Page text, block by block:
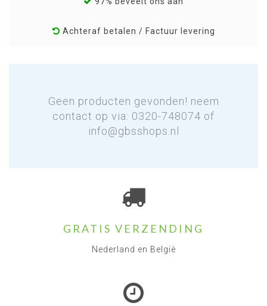
Achteraf betalen / Factuur levering
Geen producten gevonden! neem
contact op via: 0320-748074 of
info@gbsshops.nl
GRATIS VERZENDING
Nederland en België